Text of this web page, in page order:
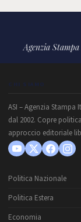
Agenzia
CHI SIAMO
ASI – Agenzia
dal 2002. Copre
approccio editoriale
Politica Nazionale
Politica Estera
Economia